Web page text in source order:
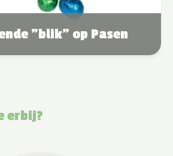
"blik" op Pasen
erbij?